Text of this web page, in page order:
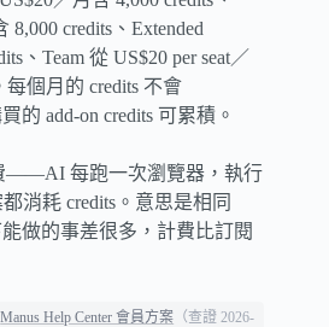
8,000 credits、Extended
、Team 從 US$20 per seat／
個月的 credits 不會
的 add-on credits 可累積。
費——AI 每跑一次瀏覽器，執行
消耗 credits。意思是相同
做的事差很多，計費比訂閱
Manus Help Center 會員方案 （查證 2026-